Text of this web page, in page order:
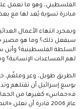
الفلسطيني، وهو ما تعمل
مبادرة تسوية يُعد لها مع
وبمجرد انتهاء الأعمال
سيفعل ذلك؟ وما هو مصير
السلطة الفلسطينية؟ وأين
لهم المساعدات الإنسانية؟
الطريق طويل، وعر
بوسع إسرائيل أن تقتلهم
فـ«حماس» كغيرها من
عام 2006 قادرة أن